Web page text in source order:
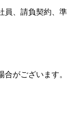
員、請負契約、準
がございます。